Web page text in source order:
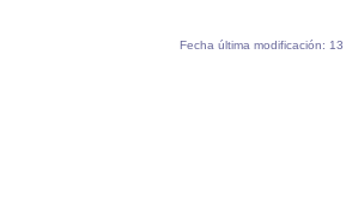
Fecha última modificación: